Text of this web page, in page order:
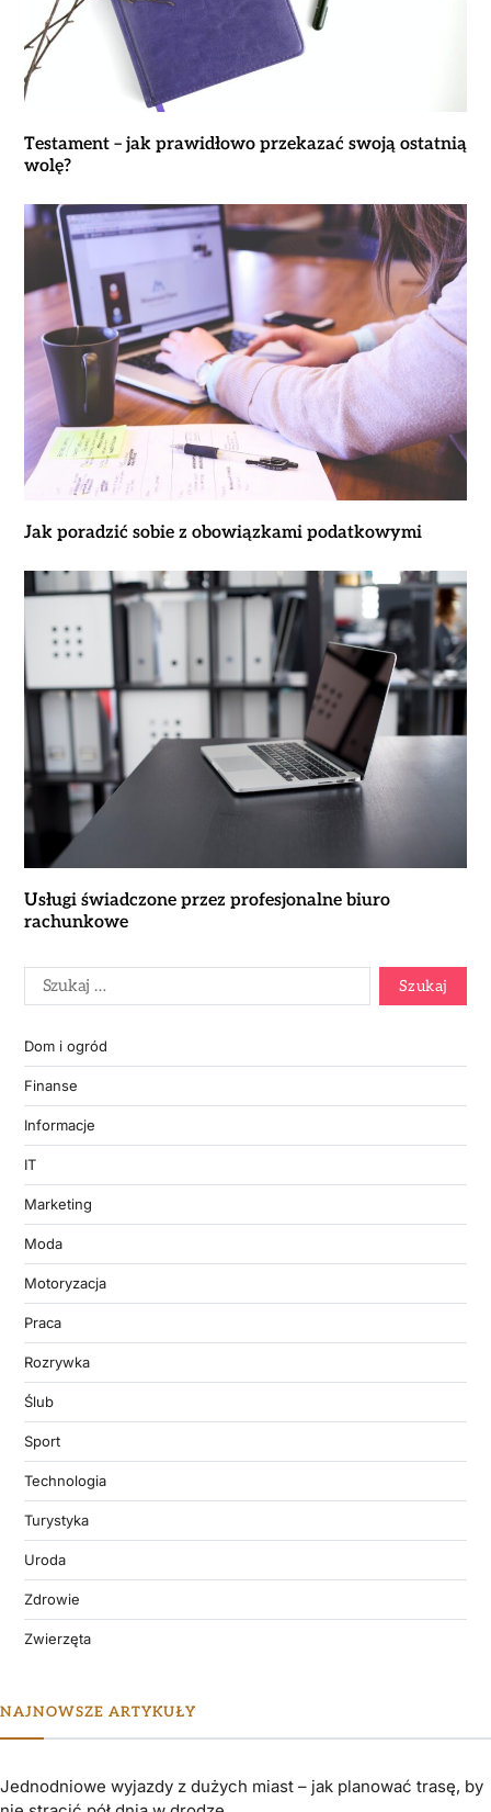
Testament – jak prawidłowo przekazać swoją ostatnią
wolę?
Jak poradzić sobie z obowiązkami podatkowymi
Usługi świadczone przez profesjonalne biuro
rachunkowe
Dom i ogród
Finanse
Informacje
IT
Marketing
Moda
Motoryzacja
Praca
Rozrywka
Ślub
Sport
Technologia
Turystyka
Uroda
Zdrowie
Zwierzęta
NAJNOWSZE ARTYKUŁY
Jednodniowe wyjazdy z dużych miast – jak planować trasę, by